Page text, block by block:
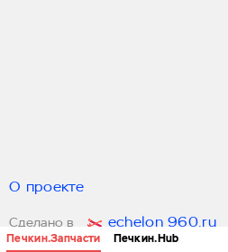
Печкин.Запчасти Печкин.Hub
О проекте
Сделано в echelon 960.ru